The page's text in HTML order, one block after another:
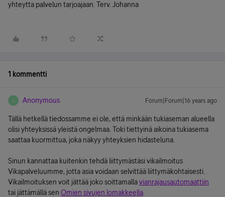
yhteytta palvelun tarjoajaan. Terv. Johanna
1 kommentti
A Anonymous Forum|Forum|16 years ago
Tällä hetkellä tiedossamme ei ole, että minkään tukiaseman alueella
olisi yhteyksissä yleistä ongelmaa. Toki tiettyinä aikoina tukiasema
saattaa kuormittua, joka näkyy yhteyksien hidasteluna.
Sinun kannattaa kuitenkin tehdä liittymästäsi vikailmoitus
Vikapalveluumme, jotta asia voidaan selvittää liittymäkohtaisesti.
Vikailmoituksen voit jättää joko soittamallavianrajausautomaattiin
tai jättämällä sen Omien sivujen lomakkeella